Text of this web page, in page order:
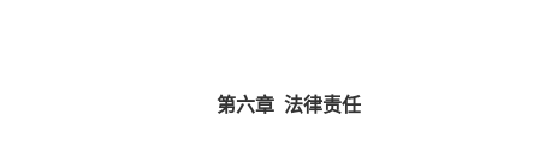
第六章 法律责任